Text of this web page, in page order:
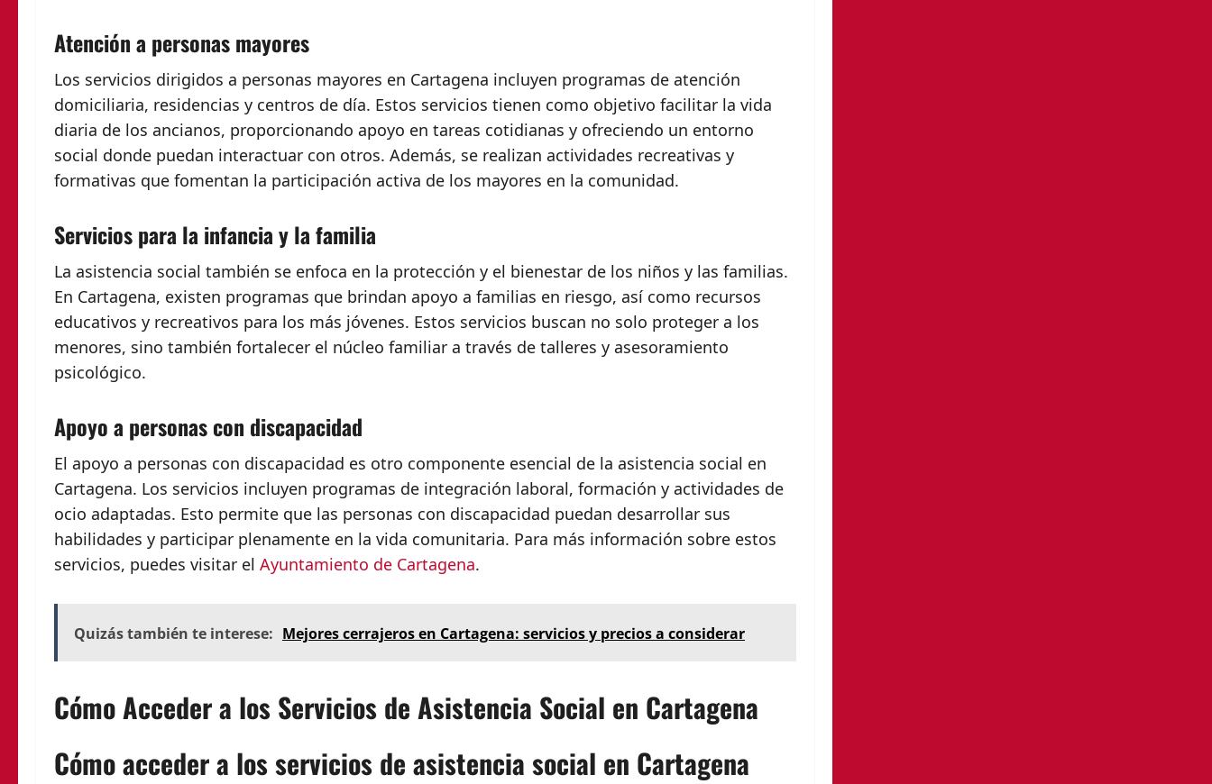
Atención a personas mayores
Los servicios dirigidos a personas mayores en Cartagena incluyen programas de atención
domiciliaria, residencias y centros de día. Estos servicios tienen como objetivo facilitar la vida
diaria de los ancianos, proporcionando apoyo en tareas cotidianas y ofreciendo un entorno
social donde puedan interactuar con otros. Además, se realizan actividades recreativas y
formativas que fomentan la participación activa de los mayores en la comunidad.
Servicios para la infancia y la familia
La asistencia social también se enfoca en la protección y el bienestar de los niños y las familias.
En Cartagena, existen programas que brindan apoyo a familias en riesgo, así como recursos
educativos y recreativos para los más jóvenes. Estos servicios buscan no solo proteger a los
menores, sino también fortalecer el núcleo familiar a través de talleres y asesoramiento
psicológico.
Apoyo a personas con discapacidad
El apoyo a personas con discapacidad es otro componente esencial de la asistencia social en
Cartagena. Los servicios incluyen programas de integración laboral, formación y actividades de
ocio adaptadas. Esto permite que las personas con discapacidad puedan desarrollar sus
habilidades y participar plenamente en la vida comunitaria. Para más información sobre estos
servicios, puedes visitar el Ayuntamiento de Cartagena.
Quizás también te interese: Mejores cerrajeros en Cartagena: servicios y precios a considerar
Cómo Acceder a los Servicios de Asistencia Social en Cartagena
Cómo acceder a los servicios de asistencia social en Cartagena